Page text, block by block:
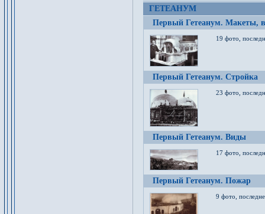
ГЕТЕАНУМ
Первый Гетеанум. Макеты,
19 фото,
Первый Гетеанум. Стройка
23 фото,
Первый Гетеанум. Виды
17 фото,
Первый Гетеанум. Пожар
9 фото,